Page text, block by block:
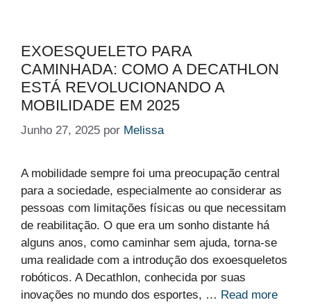
EXOESQUELETO PARA
CAMINHADA: COMO A DECATHLON
ESTÁ REVOLUCIONANDO A
MOBILIDADE EM 2025
Junho 27, 2025 por Melissa
A mobilidade sempre foi uma preocupação central
para a sociedade, especialmente ao considerar as
pessoas com limitações físicas ou que necessitam
de reabilitação. O que era um sonho distante há
alguns anos, como caminhar sem ajuda, torna-se
uma realidade com a introdução dos exoesqueletos
robóticos. A Decathlon, conhecida por suas
inovações no mundo dos esportes, … Read more